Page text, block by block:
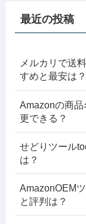
最近の投稿
メルカリで送
すめと最安は？
Amazonの商
更できる？
せどりツール
は？
AmazonOEM
と評判は？